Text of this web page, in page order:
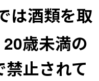
は酒類を取
歳未満の
止されて